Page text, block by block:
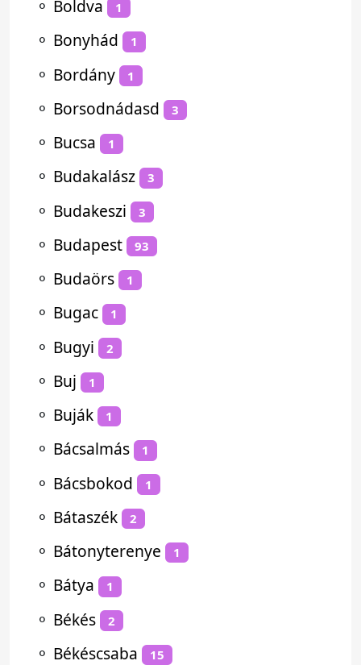
⚬ Boldva 1
⚬ Bonyhád 1
⚬ Bordány 1
⚬ Borsodnádasd 3
⚬ Bucsa 1
⚬ Budakalász 3
⚬ Budakeszi 3
⚬ Budapest 93
⚬ Budaörs 1
⚬ Bugac 1
⚬ Bugyi 2
⚬ Buj 1
⚬ Buják 1
⚬ Bácsalmás 1
⚬ Bácsbokod 1
⚬ Bátaszék 2
⚬ Bátonyterenye 1
⚬ Bátya 1
⚬ Békés 2
⚬ Békéscsaba 15